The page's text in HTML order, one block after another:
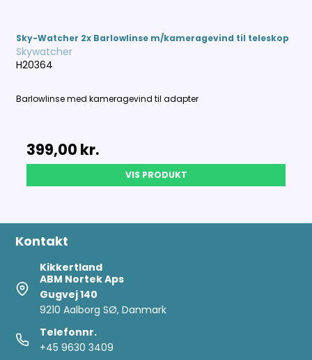
Sky-Watcher 2x Barlowlinse m/kameragevind til teleskop
Skywatcher
H20364
Barlowlinse med kameragevind til adapter
399,00 kr.
VIS PRODUKT
Kontakt
Kikkertland
ABM Nortek Aps
Gugvej 140
9210 Aalborg SØ, Danmark
Telefonnr.
+45 9630 3409